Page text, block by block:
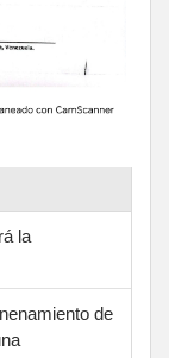
la
de